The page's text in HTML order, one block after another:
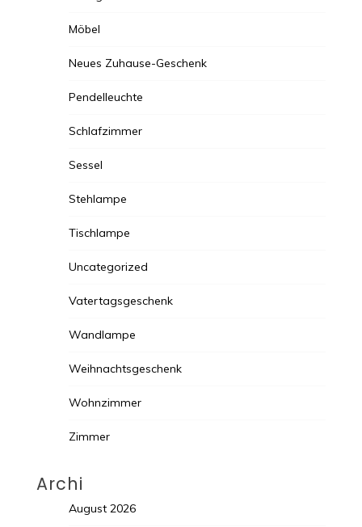
Möbel
Neues Zuhause-Geschenk
Pendelleuchte
Schlafzimmer
Sessel
Stehlampe
Tischlampe
Uncategorized
Vatertagsgeschenk
Wandlampe
Weihnachtsgeschenk
Wohnzimmer
Zimmer
Archi
August 2026